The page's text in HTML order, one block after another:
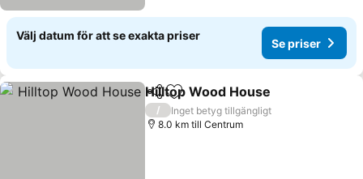
Välj datum för att se exakta priser
Se priser
Dela Lägg till i Mina Favoriter
Hilltop Wood House
/
Inget betyg tillgängligt
8.0 km till Centrum